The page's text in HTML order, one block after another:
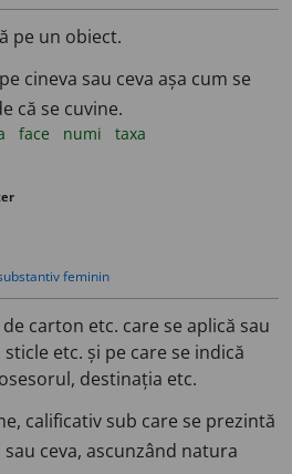
pe un obiect.
cineva sau ceva așa cum se
că se cuvine.
face numi
taxa
feminin
carton etc. care se aplică sau
etc. și pe care se indică
destinația etc.
calificativ sub care se prezintă
ceva, ascunzând natura